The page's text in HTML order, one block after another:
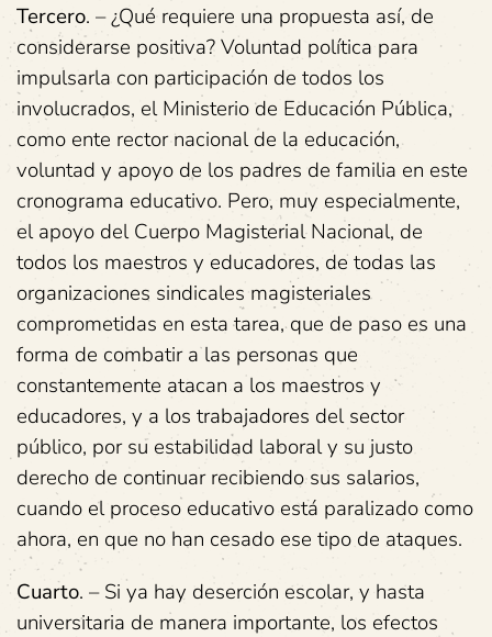
Tercero. – ¿Qué requiere una propuesta así, de
considerarse positiva? Voluntad política para
impulsarla con participación de todos los
involucrados, el Ministerio de Educación Pública,
como ente rector nacional de la educación,
voluntad y apoyo de los padres de familia en este
cronograma educativo. Pero, muy especialmente,
el apoyo del Cuerpo Magisterial Nacional, de
todos los maestros y educadores, de todas las
organizaciones sindicales magisteriales
comprometidas en esta tarea, que de paso es una
forma de combatir a las personas que
constantemente atacan a los maestros y
educadores, y a los trabajadores del sector
público, por su estabilidad laboral y su justo
derecho de continuar recibiendo sus salarios,
cuando el proceso educativo está paralizado como
ahora, en que no han cesado ese tipo de ataques.
Cuarto. – Si ya hay deserción escolar, y hasta
universitaria de manera importante, los efectos